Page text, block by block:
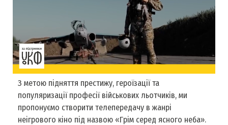
З метою підняття престижу, героїзації та
популяризації професії військових льотчиків, ми
пропонуємо створити телепередачу в жанрі
неігрового кіно під назвою «Грім серед ясного неба».